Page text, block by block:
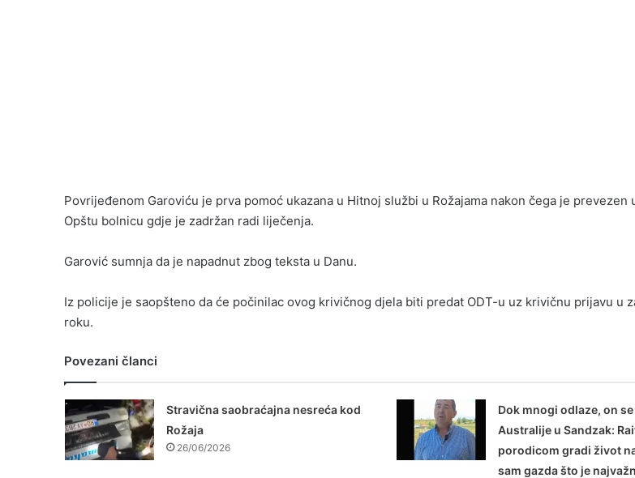
Povrijeđenom Garoviću je prva pomoć ukazana u Hitnoj službi u Rožajama nakon čega je prevezen
Opštu bolnicu gdje je zadržan radi liječenja.
Garović sumnja da je napadnut zbog teksta u Danu.
Iz policije je saopšteno da će počinilac ovog krivičnog djela biti predat ODT-u uz krivičnu prijavu u
roku.
Povezani članci
Stravična saobraćajna nesreća kod
Rožaja
26/06/2026
Dok mnogi odlaze, on
Australije u Sandzak:
porodicom gradi život
sam gazda što je